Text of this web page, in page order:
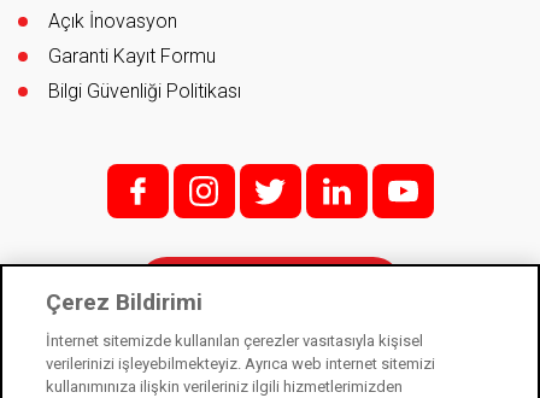
Açık İnovasyon
Garanti Kayıt Formu
Bilgi Güvenliği Politikası
f; i; t l y
Çerez Bildirimi
İnternet sitemizde kullanılan çerezler vasıtasıyla kişisel
verilerinizi işleyebilmekteyiz. Ayrıca web internet sitemizi
kullanımınıza ilişkin verileriniz ilgili hizmetlerimizden